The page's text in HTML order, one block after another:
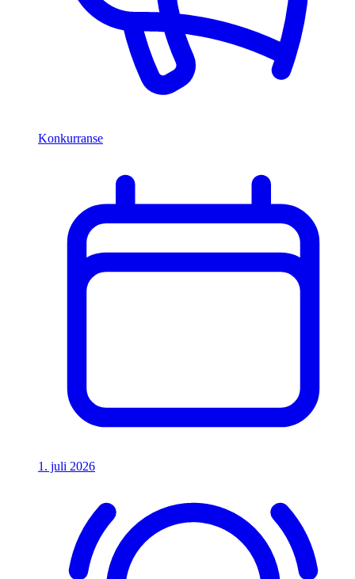
Konkurranse
1. juli 2026